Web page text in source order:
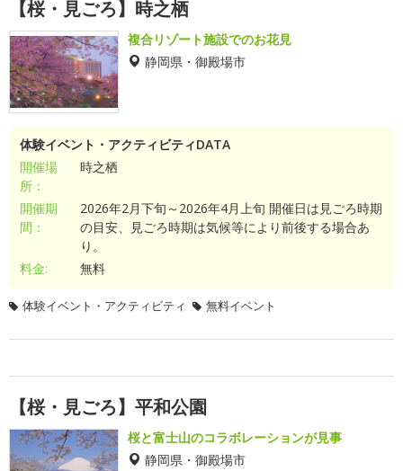
【桜・見ごろ】時之栖
複合リゾート施設でのお花見
静岡県・御殿場市
体験イベント・アクティビティDATA
開催場
所：
時之栖
開催期
間：
2026年2月下旬～2026年4月上旬 開催日は見ごろ時期
の目安、見ごろ時期は気候等により前後する場合あ
り。
料金:
無料
体験イベント・アクティビティ 無料イベント
【桜・見ごろ】平和公園
桜と富士山のコラボレーションが見事
静岡県・御殿場市